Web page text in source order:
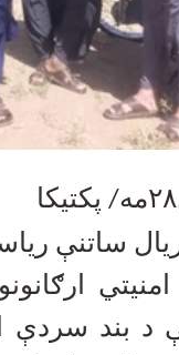
ساتنې
د بند سردې